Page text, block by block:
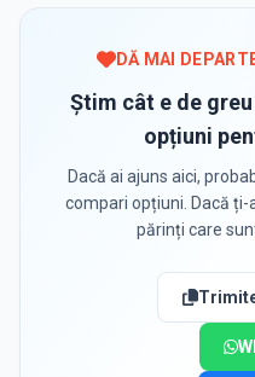
DĂ MAI
Știm cât e de
opțiuni
Dacă ai ajuns aici,
compari opțiuni. Dacă
părinți care